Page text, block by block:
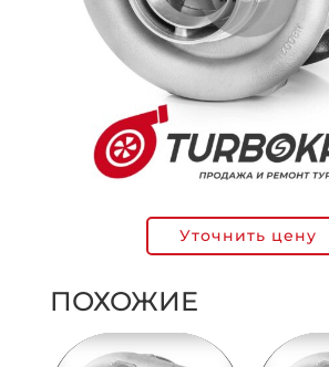
Уточнить цену
ПОХОЖИЕ